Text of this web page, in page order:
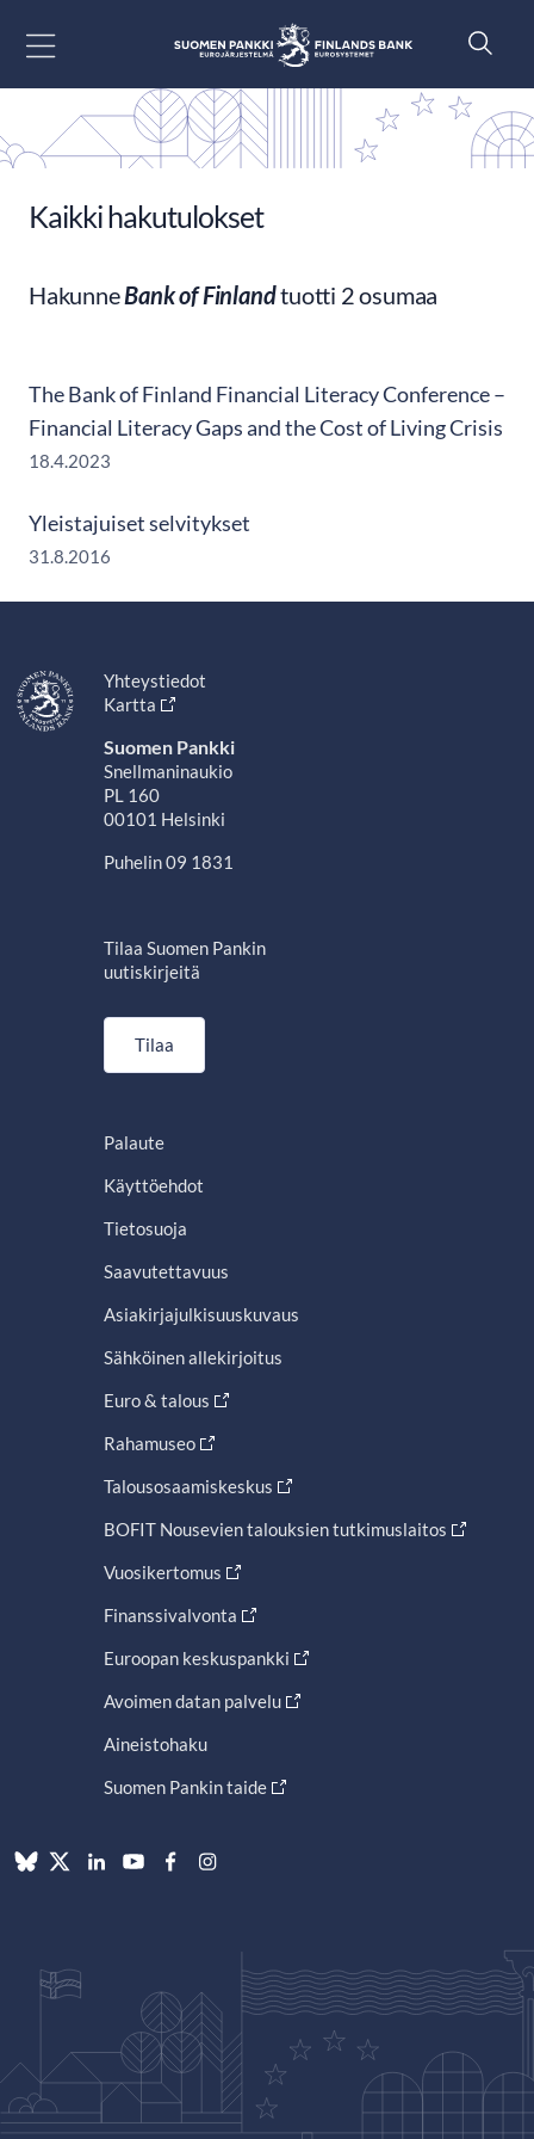
Kaikki hakutulokset
HakunneBank of Finlandtuotti 2 osumaa
The Bank of Finland Financial Literacy Conference​ –
Financial Literacy Gaps and the Cost of Living Crisis
18.4.2023
Yleistajuiset selvitykset
31.8.2016
Yhteystiedot
Kartta
Suomen Pankki
Snellmaninaukio
PL 160
00101 Helsinki
Puhelin 09 1831
Tilaa Suomen Pankin
uutiskirjeitä
Tilaa
Palaute
Käyttöehdot
Tietosuoja
Saavutettavuus
Asiakirjajulkisuuskuvaus
Sähköinen allekirjoitus
Euro & talous
Rahamuseo
Talousosaamiskeskus
BOFIT Nousevien talouksien tutkimuslaitos
Vuosikertomus
Finanssivalvonta
Euroopan keskuspankki
Avoimen datan palvelu
Aineistohaku
Suomen Pankin taide